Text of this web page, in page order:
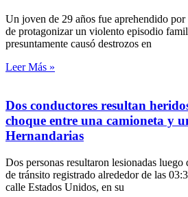
Un joven de 29 años fue aprehendido
de protagonizar un violento episodio
presuntamente causó destrozos en
Leer Más »
Dos conductores resultan
choque entre una camioneta y
Hernandarias
Dos personas resultaron lesionadas
de tránsito registrado alrededor de las
calle Estados Unidos, en su